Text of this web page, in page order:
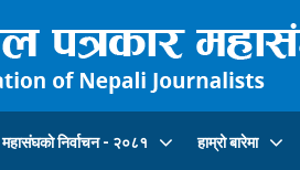
महासंघकाे निर्वाचन - २०८१ हाम्रो बारेमा